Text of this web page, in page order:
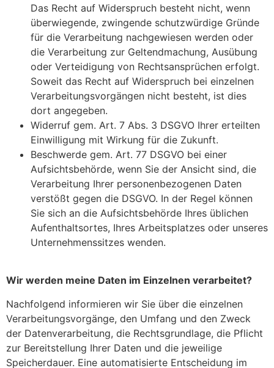
Das Recht auf Widerspruch besteht nicht, wenn
überwiegende, zwingende schutzwürdige Gründe
für die Verarbeitung nachgewiesen werden oder
die Verarbeitung zur Geltendmachung, Ausübung
oder Verteidigung von Rechtsansprüchen erfolgt.
Soweit das Recht auf Widerspruch bei einzelnen
Verarbeitungsvorgängen nicht besteht, ist dies
dort angegeben.
Widerruf gem. Art. 7 Abs. 3 DSGVO Ihrer erteilten
Einwilligung mit Wirkung für die Zukunft.
Beschwerde gem. Art. 77 DSGVO bei einer
Aufsichtsbehörde, wenn Sie der Ansicht sind, die
Verarbeitung Ihrer personenbezogenen Daten
verstößt gegen die DSGVO. In der Regel können
Sie sich an die Aufsichtsbehörde Ihres üblichen
Aufenthaltsortes, Ihres Arbeitsplatzes oder unseres
Unternehmenssitzes wenden.
Wir werden meine Daten im Einzelnen verarbeitet?
Nachfolgend informieren wir Sie über die einzelnen
Verarbeitungsvorgänge, den Umfang und den Zweck
der Datenverarbeitung, die Rechtsgrundlage, die Pflicht
zur Bereitstellung Ihrer Daten und die jeweilige
Speicherdauer. Eine automatisierte Entscheidung im